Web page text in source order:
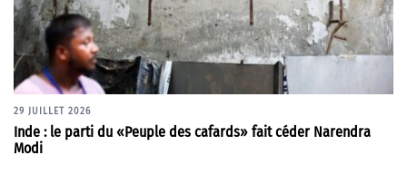
29 JUILLET 2026
Inde : le parti du «Peuple des cafards» fait céder Narendra
Modi